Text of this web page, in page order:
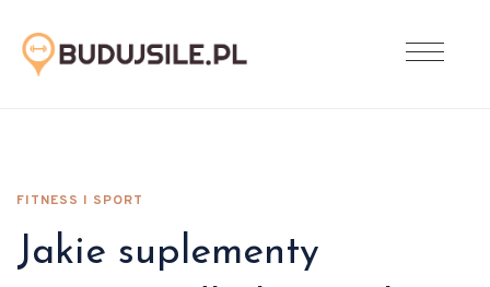
FITNESS I SPORT
Jakie suplementy